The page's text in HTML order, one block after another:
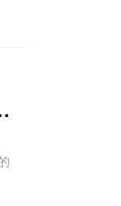
抗癌作用